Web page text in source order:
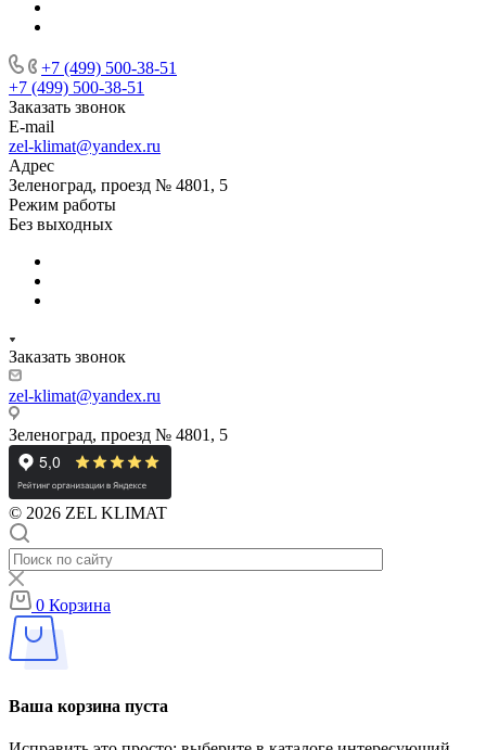
+7 (499) 500-38-51
+7 (499) 500-38-51
Заказать звонок
E-mail
zel-klimat@yandex.ru
Адрес
Зеленоград, проезд № 4801, 5
Режим работы
Без выходных
Заказать звонок
zel-klimat@yandex.ru
Зеленоград, проезд № 4801, 5
© 2026 ZEL KLIMAT
0 Корзина
Ваша корзина пуста